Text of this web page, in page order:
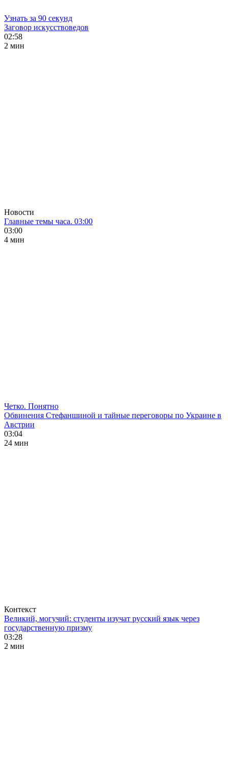
Узнать за 90 секунд
Заговор искусствоведов
02:58
2 мин
Новости
Главные темы часа. 03:00
03:00
4 мин
Четко. Понятно
Обвинения Стефаншиной и тайные переговоры по Украине в
Австрии
03:04
24 мин
Контекст
Великий, могучий: студенты изучат русский язык через
государственную призму
03:28
2 мин